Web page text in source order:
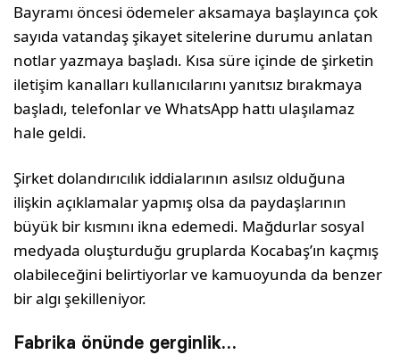
Bayramı öncesi ödemeler aksamaya başlayınca çok
sayıda vatandaş şikayet sitelerine durumu anlatan
notlar yazmaya başladı. Kısa süre içinde de şirketin
iletişim kanalları kullanıcılarını yanıtsız bırakmaya
başladı, telefonlar ve WhatsApp hattı ulaşılamaz
hale geldi.
Şirket dolandırıcılık iddialarının asılsız olduğuna
ilişkin açıklamalar yapmış olsa da paydaşlarının
büyük bir kısmını ikna edemedi. Mağdurlar sosyal
medyada oluşturduğu gruplarda Kocabaş’ın kaçmış
olabileceğini belirtiyorlar ve kamuoyunda da benzer
bir algı şekilleniyor.
Fabrika önünde gerginlik…